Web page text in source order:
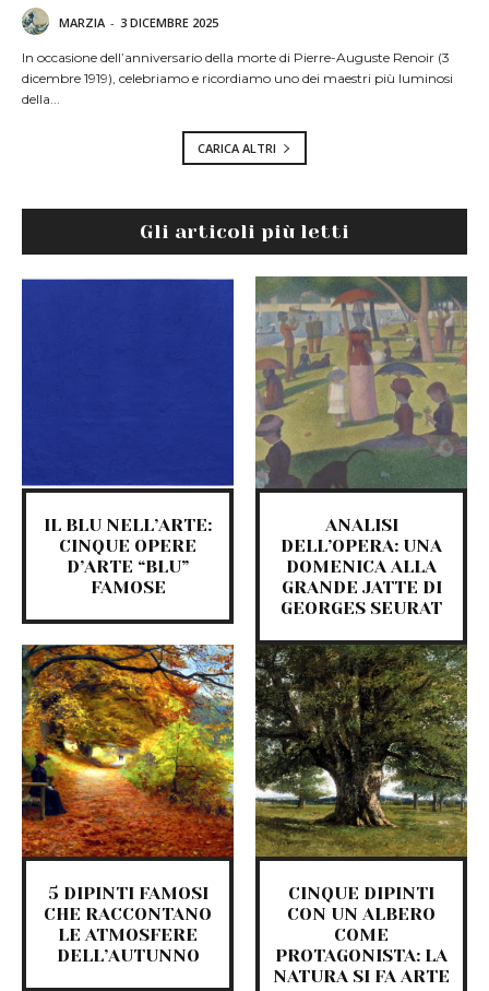
MARZIA - 3 DICEMBRE 2025
In occasione dell’anniversario della morte di Pierre-Auguste Renoir (3
dicembre 1919), celebriamo e ricordiamo uno dei maestri più luminosi
della...
CARICA ALTRI
Gli articoli più letti
IL BLU NELL’ARTE:
CINQUE OPERE
D’ARTE “BLU”
FAMOSE
ANALISI
DELL’OPERA: UNA
DOMENICA ALLA
GRANDE JATTE DI
GEORGES SEURAT
5 DIPINTI FAMOSI
CHE RACCONTANO
LE ATMOSFERE
DELL’AUTUNNO
CINQUE DIPINTI
CON UN ALBERO
COME
PROTAGONISTA: LA
NATURA SI FA ARTE